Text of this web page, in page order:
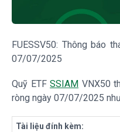
FUESSV50: Thông báo
07/07/2025
Quỹ ETFSSIAM VNX50
ròng ngày 07/07/2025
Tài liệu đính kèm: